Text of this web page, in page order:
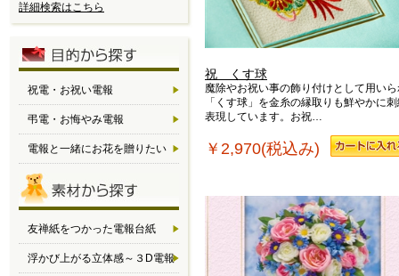
祝 くす球
魔除やお祝い事の飾り付けとして用い
「くす球」を金糸の縁取りも鮮やかに
表現しています。お祝…
￥2,970(税込み)
詳細検索はこちら
祝電・お祝い電報
弔電・お悔やみ電報
電報と一緒にお花を贈りたい
友禅紙をつかった電報台紙
浮かび上がる立体感～３D電報